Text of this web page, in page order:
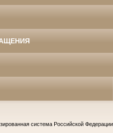
система Российской